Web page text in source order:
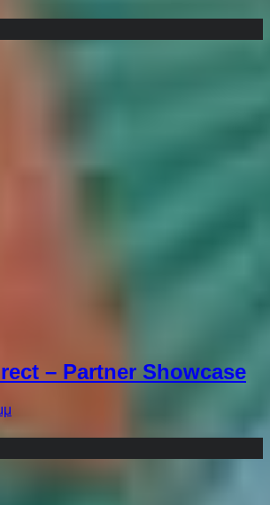
– Partner Showcase